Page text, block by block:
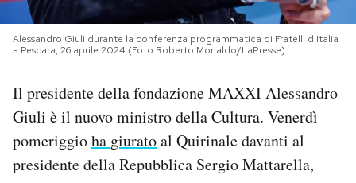
I MIEI PREFERITI
CALENDARIO
AREA PERSONALE
Alessandro Giuli durante la conferenza programmatica di Fratelli d'Italia
a Pescara, 26 aprile 2024 (Foto Roberto Monaldo/LaPresse)
Il presidente della fondazione MAXXI Alessandro
Giuli è il nuovo ministro della Cultura. Venerdì
pomeriggioha giuratoal Quirinale davanti al
presidente della Repubblica Sergio Mattarella,